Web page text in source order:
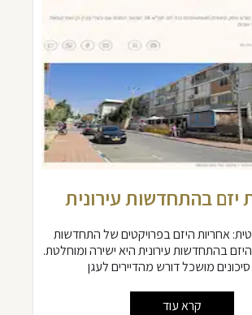
יזם בהתחדשות עירונית
אחריות היזם בפרויקטים של התחדשות
היזם בהתחדשות עירונית היא ישירה ומוחלטת.
סיכונים מושכל דורש מהדיירים לעגן
קרא עוד